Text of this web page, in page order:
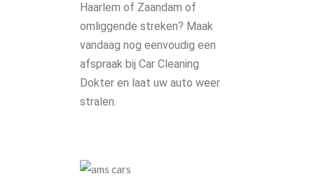
Haarlem of Zaandam of
omliggende streken? Maak
vandaag nog eenvoudig een
afspraak bij Car Cleaning
Dokter en laat uw auto weer
stralen.